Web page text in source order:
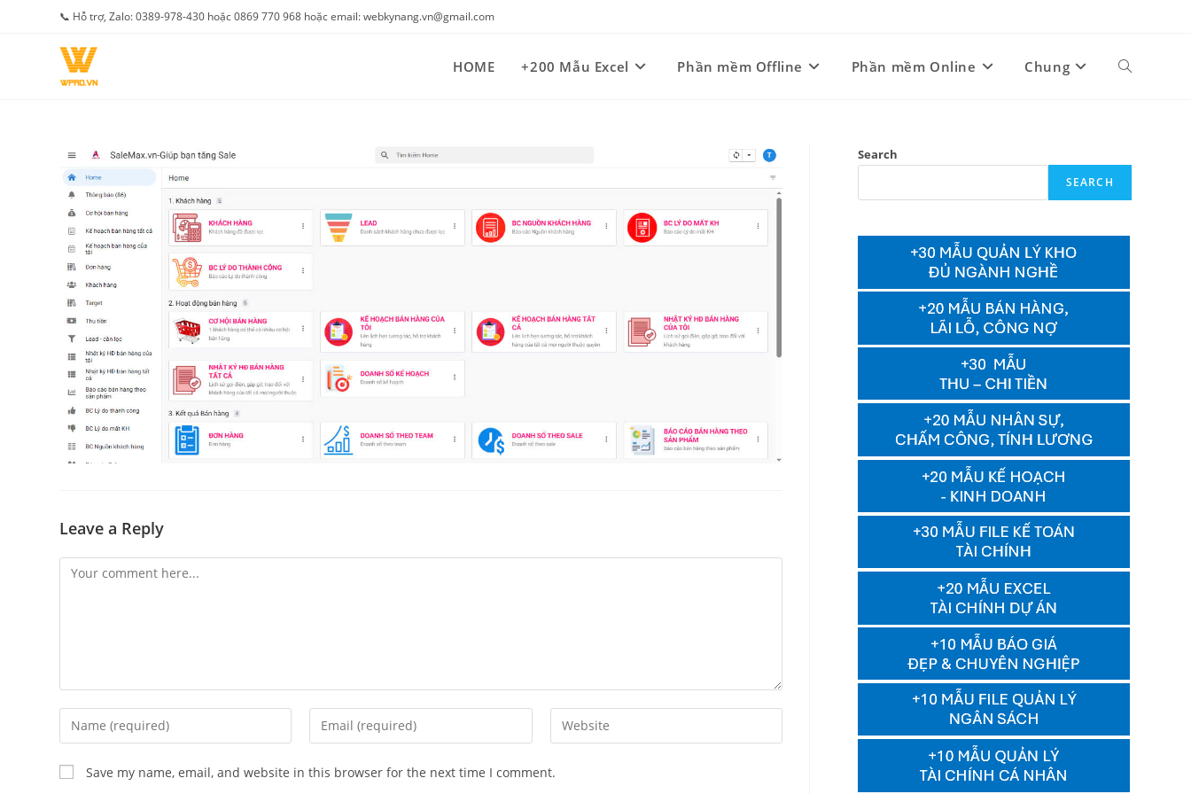
📞 Hỗ trợ, Zalo: 0389-978-430 hoặc 0869 770 968 hoặc email: webkynang.vn@gmail.com
HOME +200 Mẫu Excel Phần mềm Offline Phần mềm Online Chung Toggle
search
Leave a Reply
Comment
Enter
your
name
or
Enter
your
Enter
your
Save my name, email, and website in this browser for the next time I comment.
Search
SEARCH